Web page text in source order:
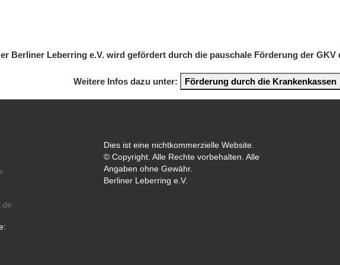
Berliner Leberring e.V. wird gefördert durch die pauschale Förderung der GKV
Weitere Infos dazu unter: Förderung durch die Krankenkassen
Dies ist eine nichtkommerzielle Website.
© Copyright. Alle Rechte vorbehalten. Alle
Angaben ohne Gewähr.
Berliner Leberring e.V.